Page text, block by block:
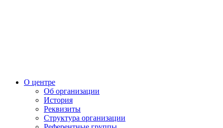
О центре
Об организации
История
Реквизиты
Структура организации